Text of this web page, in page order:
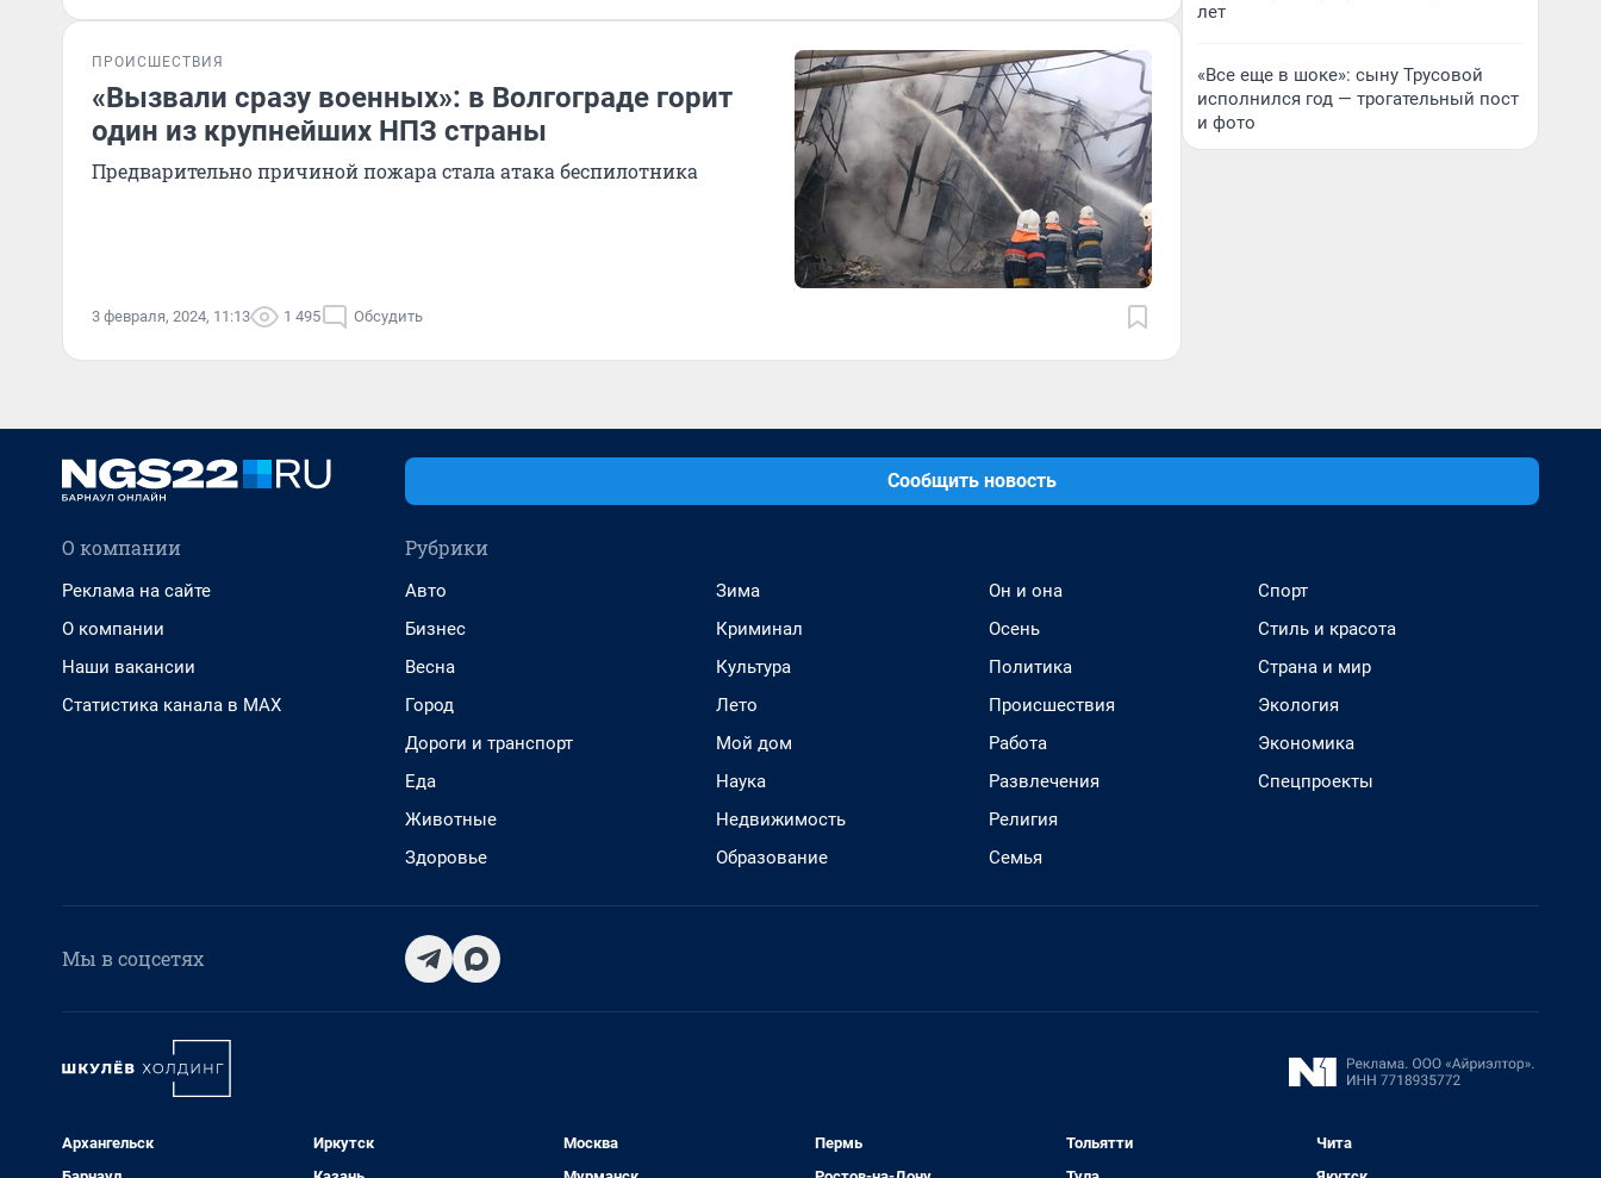
ПРОИСШЕСТВИЯ
«Вызвали сразу военных»: в Волгограде горит
один из крупнейших НПЗ страны
Предварительно причиной пожара стала атака беспилотника
3 февраля, 2024, 11:13 1 495 Обсудить
лет
«Все еще в шоке»: сыну Трусовой
исполнился год — трогательный пост
и фото
Сообщить новость
О компании
Реклама на сайте
О компании
Наши вакансии
Статистика канала в MAX
Рубрики
Авто
Бизнес
Весна
Город
Дороги и транспорт
Еда
Животные
Здоровье
Зима
Криминал
Культура
Лето
Мой дом
Наука
Недвижимость
Образование
Он и она
Осень
Политика
Происшествия
Работа
Развлечения
Религия
Семья
Спорт
Стиль и красота
Страна и мир
Экология
Экономика
Спецпроекты
Мы в соцсетях
Архангельск
Иркутск
Москва
Пермь
Тольятти
Чита